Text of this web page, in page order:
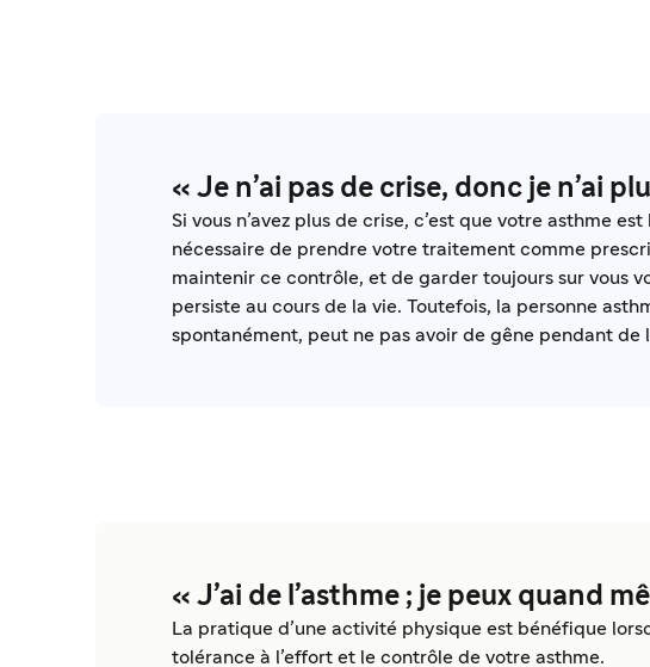
« Je n’ai pas de crise, donc je n’ai
Si vous n’avez plus de crise, c’est que votre asthme
nécessaire de prendre votre traitement comme
maintenir ce contrôle, et de garder toujours sur vous
persiste au cours de la vie. Toutefois, la personne
spontanément, peut ne pas avoir de gêne pendant de
« J’ai de l’asthme ; je peux quand
La pratique d’une activité physique est bénéfique
tolérance à l’effort et le contrôle de votre asthme.